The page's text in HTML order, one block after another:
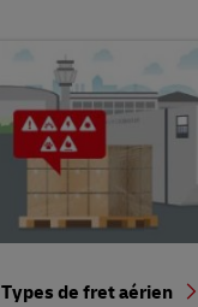
Types de fret aérien